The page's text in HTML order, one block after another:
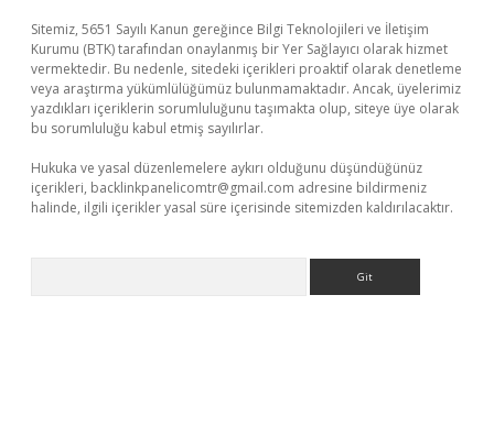
Sitemiz, 5651 Sayılı Kanun gereğince Bilgi Teknolojileri ve İletişim
Kurumu (BTK) tarafından onaylanmış bir Yer Sağlayıcı olarak hizmet
vermektedir. Bu nedenle, sitedeki içerikleri proaktif olarak denetleme
veya araştırma yükümlülüğümüz bulunmamaktadır. Ancak, üyelerimiz
yazdıkları içeriklerin sorumluluğunu taşımakta olup, siteye üye olarak
bu sorumluluğu kabul etmiş sayılırlar.
Hukuka ve yasal düzenlemelere aykırı olduğunu düşündüğünüz
içerikleri, backlinkpanelicomtr@gmail.com adresine bildirmeniz
halinde, ilgili içerikler yasal süre içerisinde sitemizden kaldırılacaktır.